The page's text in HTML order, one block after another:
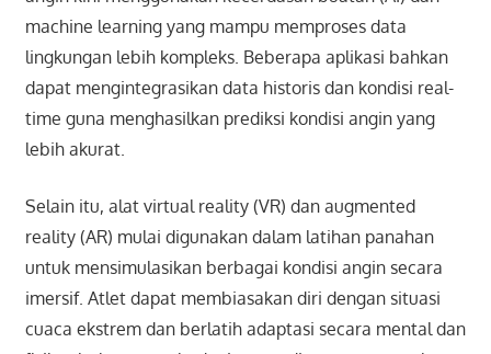
machine learning yang mampu memproses data
lingkungan lebih kompleks. Beberapa aplikasi bahkan
dapat mengintegrasikan data historis dan kondisi real-
time guna menghasilkan prediksi kondisi angin yang
lebih akurat.
Selain itu, alat virtual reality (VR) dan augmented
reality (AR) mulai digunakan dalam latihan panahan
untuk mensimulasikan berbagai kondisi angin secara
imersif. Atlet dapat membiasakan diri dengan situasi
cuaca ekstrem dan berlatih adaptasi secara mental dan